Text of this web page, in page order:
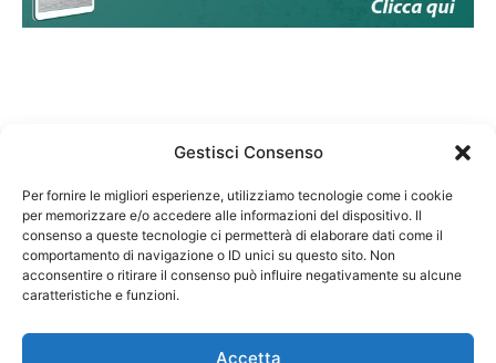
Gestisci Consenso
Per fornire le migliori esperienze, utilizziamo tecnologie come i cookie
per memorizzare e/o accedere alle informazioni del dispositivo. Il
consenso a queste tecnologie ci permetterà di elaborare dati come il
comportamento di navigazione o ID unici su questo sito. Non
acconsentire o ritirare il consenso può influire negativamente su alcune
caratteristiche e funzioni.
Accetta
Federazione Nazionale Degli Ordini dei Biologi:
codice fiscale 80069130583
Responsabile sito internet www.fnob.it: